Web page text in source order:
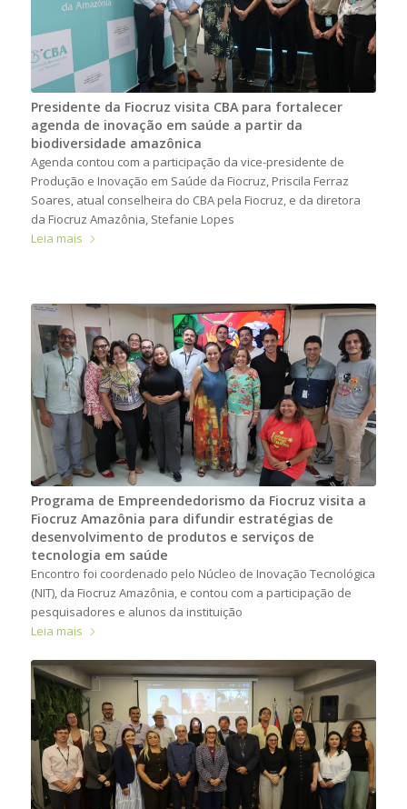
Presidente da Fiocruz visita CBA para fortalecer
agenda de inovação em saúde a partir da
biodiversidade amazônica
Agenda contou com a participação da vice-presidente de
Produção e Inovação em Saúde da Fiocruz, Priscila Ferraz
Soares, atual conselheira do CBA pela Fiocruz, e da diretora
da Fiocruz Amazônia, Stefanie Lopes
Leia mais
Programa de Empreendedorismo da Fiocruz visita a
Fiocruz Amazônia para difundir estratégias de
desenvolvimento de produtos e serviços de
tecnologia em saúde
Encontro foi coordenado pelo Núcleo de Inovação Tecnológica
(NIT), da Fiocruz Amazônia, e contou com a participação de
pesquisadores e alunos da instituição
Leia mais